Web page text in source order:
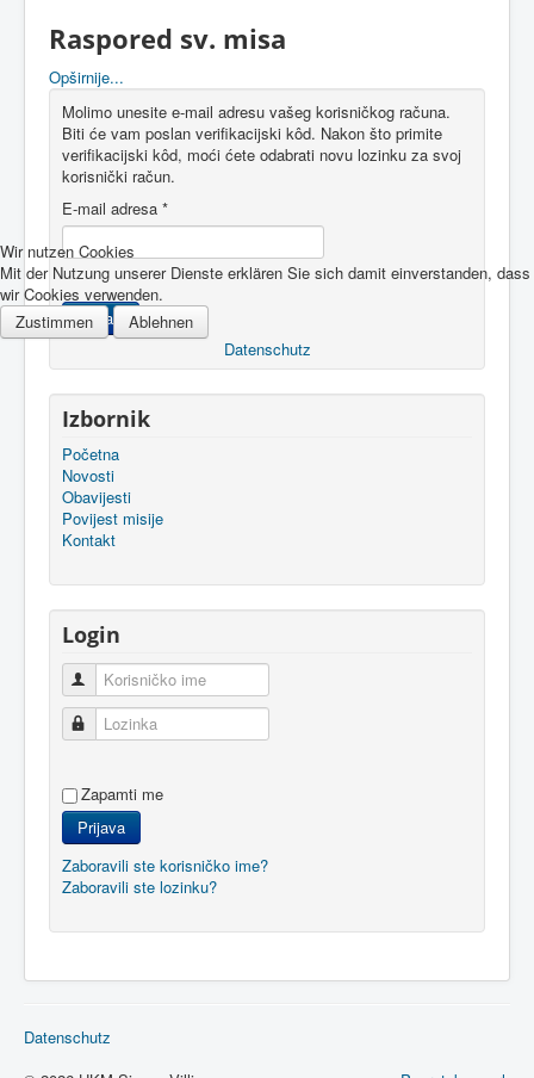
Raspored sv. misa
Opširnije...
Molimo unesite e-mail adresu vašeg korisničkog računa.
Biti će vam poslan verifikacijski kôd. Nakon što primite
verifikacijski kôd, moći ćete odabrati novu lozinku za svoj
korisnički račun.
E-mail adresa *
Pošalji
Izbornik
Početna
Novosti
Obavijesti
Povijest misije
Kontakt
Login
Korisničko ime
Lozinka
Zapamti me
Prijava
Zaboravili ste korisničko ime?
Zaboravili ste lozinku?
Datenschutz
Wir nutzen Cookies
Mit der Nutzung unserer Dienste erklären Sie sich damit einverstanden, dass
wir Cookies verwenden.
Zustimmen
Ablehnen
Datenschutz